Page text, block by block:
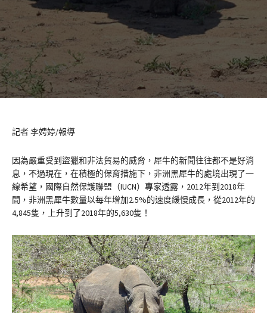
記者 李娉婷/報導
因為嚴重受到盜獵和非法貿易的威脅，犀牛的新聞往往都不是好消
息，不過現在，在積極的保育措施下，非洲黑犀牛的處境出現了一
線希望，國際自然保護聯盟（IUCN）專家透露，2012年到2018年
間，非洲黑犀牛數量以每年增加2.5%的速度緩慢成長，從2012年的
4,845隻，上升到了2018年的5,630隻！